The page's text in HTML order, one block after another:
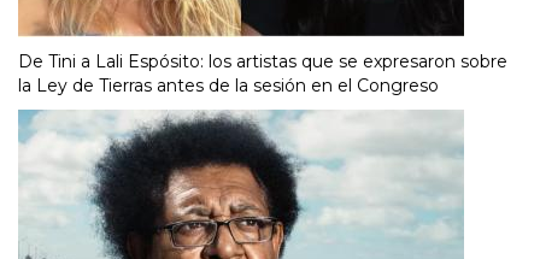
De Tini a Lali Espósito: los artistas que se expresaron sobre
la Ley de Tierras antes de la sesión en el Congreso